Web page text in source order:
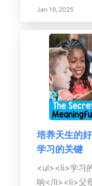
热爱。了解课
题解决能力、
设计有效的游
实施实用策略
本指南对于希
教师至关重要
潜力吧！
Jan 19, 2025
培养天生的
学习的关键
<ul><li>学习
响</li><li>父